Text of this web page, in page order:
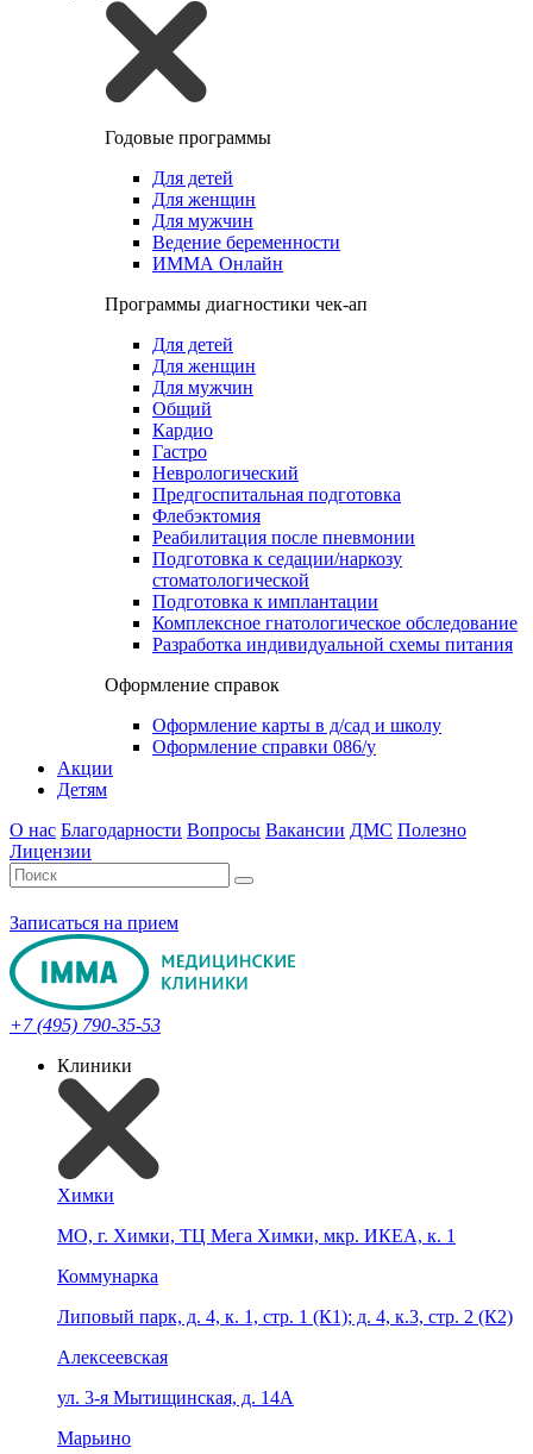
Годовые программы
Для детей
Для женщин
Для мужчин
Ведение беременности
ИММА Онлайн
Программы диагностики чек-ап
Для детей
Для женщин
Для мужчин
Общий
Кардио
Гастро
Неврологический
Предгоспитальная подготовка
Флебэктомия
Реабилитация после пневмонии
Подготовка к седации/наркозу
стоматологической
Подготовка к имплантации
Комплексное гнатологическое обследование
Разработка индивидуальной схемы питания
Оформление справок
Оформление карты в д/сад и школу
Оформление справки 086/у
Акции
Детям
О нас Благодарности Вопросы Вакансии ДМС Полезно
Лицензии
Записаться на прием
+7 (495) 790-35-53
Клиники
Химки
МО, г. Химки, ТЦ Мега Химки, мкр. ИКЕА, к. 1
Коммунарка
Липовый парк, д. 4, к. 1, стр. 1 (К1); д. 4, к.3, стр. 2 (К2)
Алексеевская
ул. 3-я Мытищинская, д. 14А
Марьино